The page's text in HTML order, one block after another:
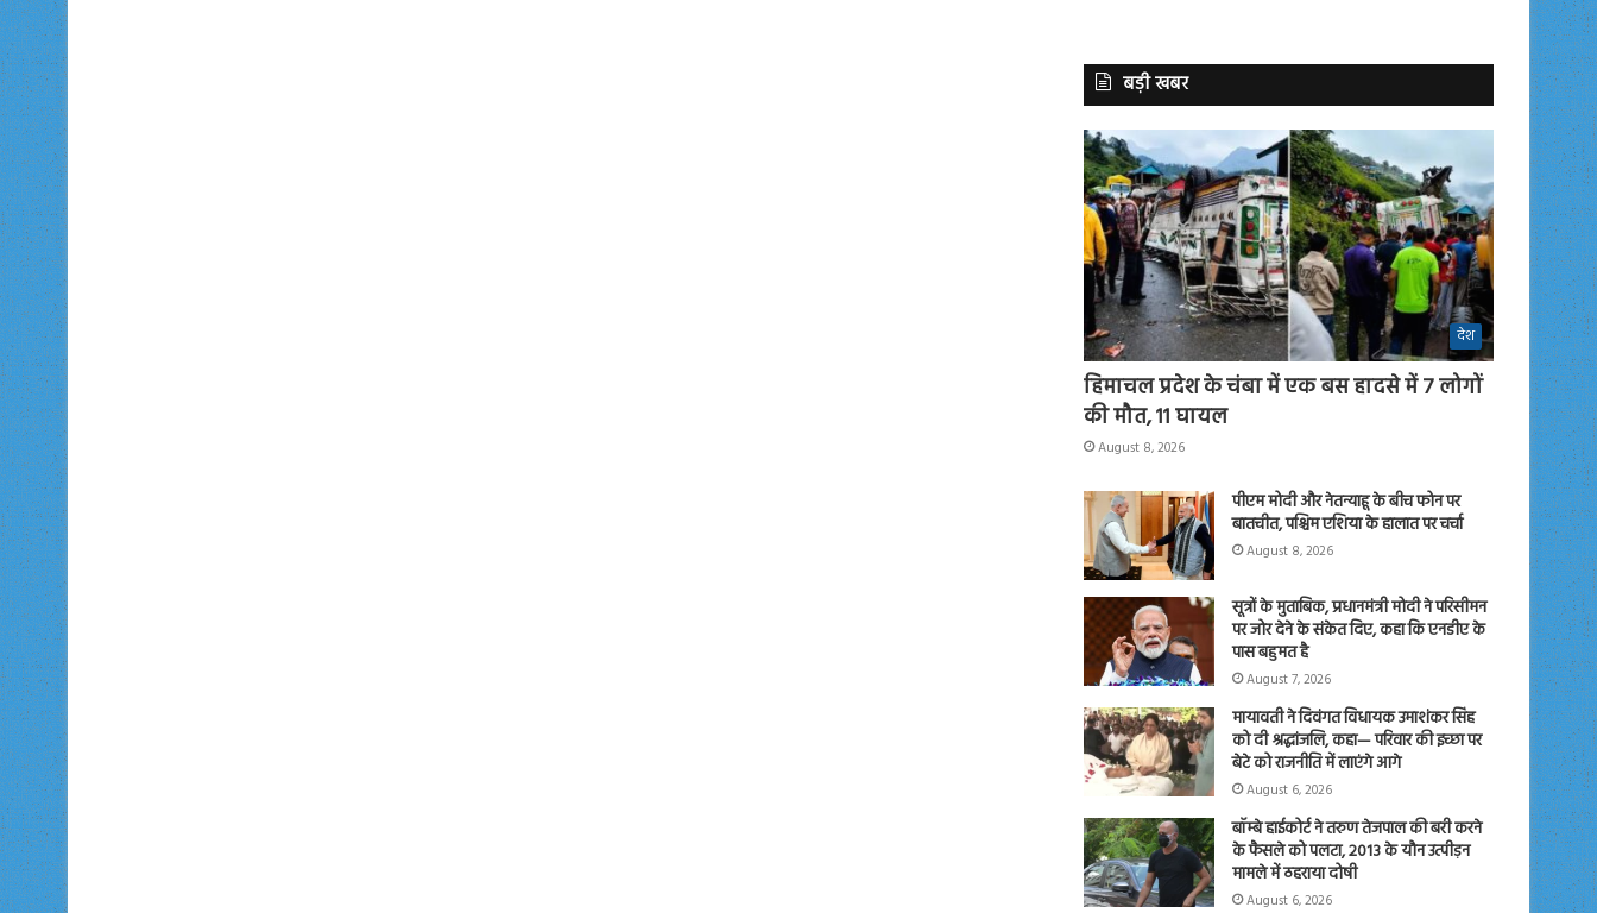
बड़ी खबर
देश
हिमाचल प्रदेश के चंबा में एक बस हादसे में 7 लोगों
की मौत, 11 घायल
August 8, 2026
पीएम मोदी और नेतन्याहू के बीच फोन पर
बातचीत, पश्चिम एशिया के हालात पर चर्चा
August 8, 2026
सूत्रों के मुताबिक, प्रधानमंत्री मोदी ने परिसीमन
पर जोर देने के संकेत दिए, कहा कि एनडीए के
पास बहुमत है
August 7, 2026
मायावती ने दिवंगत विधायक उमाशंकर सिंह
को दी श्रद्धांजलि, कहा— परिवार की इच्छा पर
बेटे को राजनीति में लाएंगे आगे
August 6, 2026
बॉम्बे हाईकोर्ट ने तरुण तेजपाल की बरी करने
के फैसले को पलटा, 2013 के यौन उत्पीड़न
मामले में ठहराया दोषी
August 6, 2026